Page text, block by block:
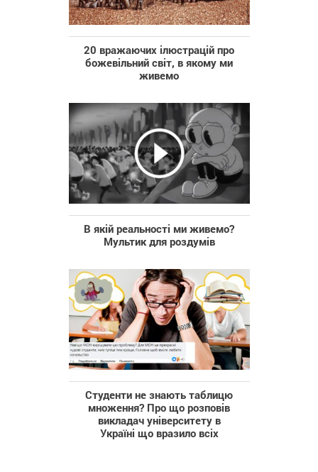
20 вражаючих ілюстрацій про
божевільний світ, в якому ми
живемо
В якій реальності ми живемо?
Мультик для роздумів
Студенти не знають таблицю
множення? Про що розповів
викладач університету в
Україні що вразило всіх